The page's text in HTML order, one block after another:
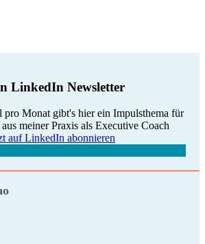
LinkedIn Newsletter
pro Monat gibt's hier ein Impulsthema für
meiner Praxis als Executive Coach
auf LinkedIn abonnieren